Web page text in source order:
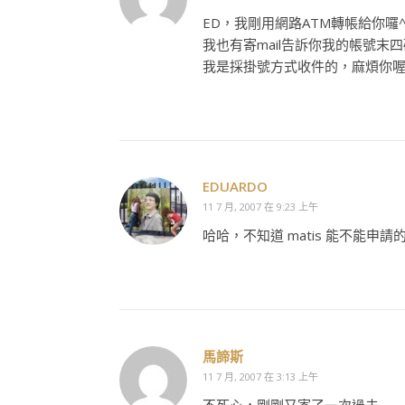
ED，我剛用網路ATM轉帳給你囉
我也有寄mail告訴你我的帳號末
我是採掛號方式收件的，麻煩你
EDUARDO
11 7 月, 2007 在 9:23 上午
哈哈，不知道 matis 能不能申請
馬諦斯
11 7 月, 2007 在 3:13 上午